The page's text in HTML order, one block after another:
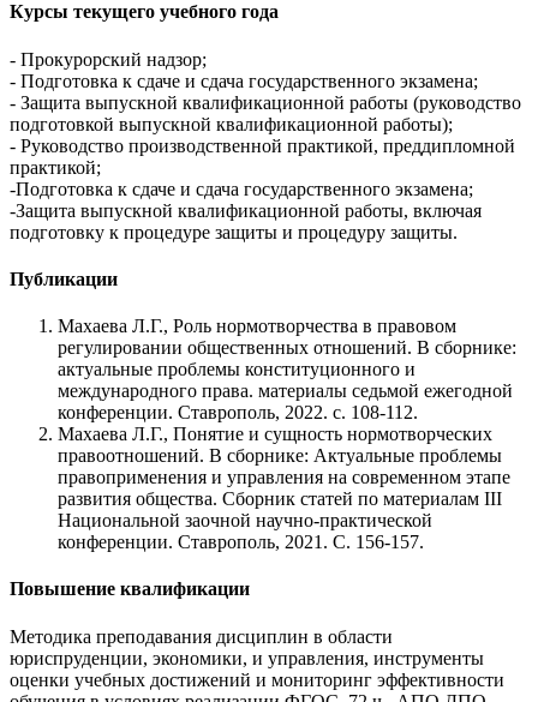
Курсы текущего учебного года
- Прокурорский надзор;
- Подготовка к сдаче и сдача государственного экзамена;
- Защита выпускной квалификационной работы (руководство
подготовкой выпускной квалификационной работы);
- Руководство производственной практикой, преддипломной
практикой;
-Подготовка к сдаче и сдача государственного экзамена;
-Защита выпускной квалификационной работы, включая
подготовку к процедуре защиты и процедуру защиты.
Публикации
Махаева Л.Г., Роль нормотворчества в правовом
регулировании общественных отношений. В сборнике:
актуальные проблемы конституционного и
международного права. материалы седьмой ежегодной
конференции. Ставрополь, 2022. с. 108-112.
Махаева Л.Г., Понятие и сущность нормотворческих
правоотношений. В сборнике: Актуальные проблемы
правоприменения и управления на современном этапе
развития общества. Сборник статей по материалам III
Национальной заочной научно-практической
конференции. Ставрополь, 2021. С. 156-157.
Повышение квалификации
Методика преподавания дисциплин в области
юриспруденции, экономики, и управления, инструменты
оценки учебных достижений и мониторинг эффективности